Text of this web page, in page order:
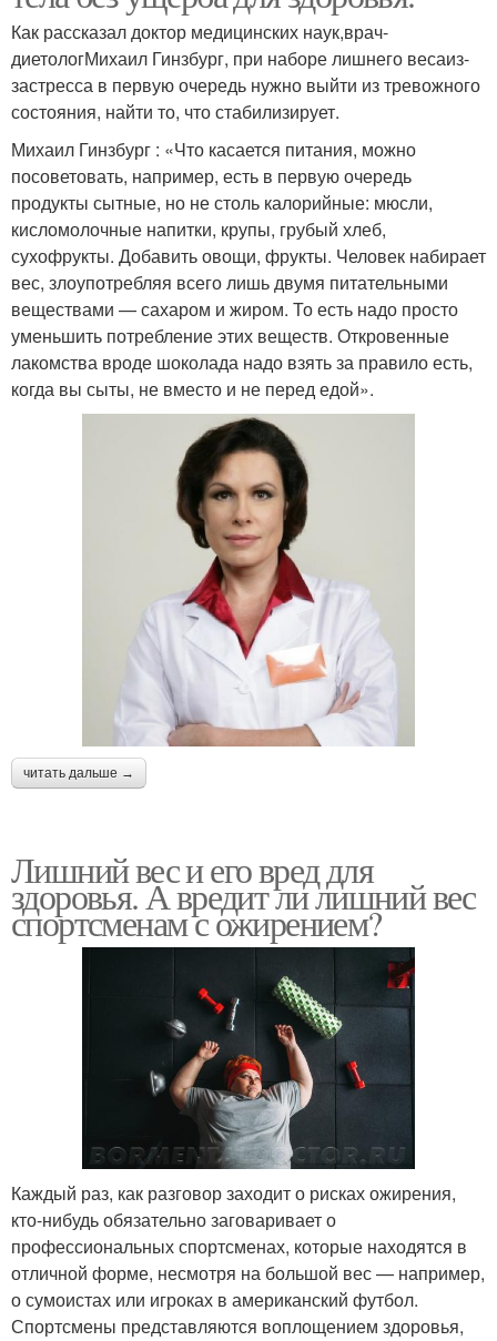
Как рассказал доктор медицинских наук,врач-
диетологМихаил Гинзбург, при наборе лишнего весаиз-
застресса в первую очередь нужно выйти из тревожного
состояния, найти то, что стабилизирует.
Михаил Гинзбург : «Что касается питания, можно
посоветовать, например, есть в первую очередь
продукты сытные, но не столь калорийные: мюсли,
кисломолочные напитки, крупы, грубый хлеб,
сухофрукты. Добавить овощи, фрукты. Человек набирает
вес, злоупотребляя всего лишь двумя питательными
веществами — сахаром и жиром. То есть надо просто
уменьшить потребление этих веществ. Откровенные
лакомства вроде шоколада надо взять за правило есть,
когда вы сыты, не вместо и не перед едой».
читать дальше →
Лишний вес и его вред для
здоровья. А вредит ли лишний вес
спортсменам с ожирением?
Каждый раз, как разговор заходит о рисках ожирения,
кто-нибудь обязательно заговаривает о
профессиональных спортсменах, которые находятся в
отличной форме, несмотря на большой вес — например,
о сумоистах или игроках в американский футбол.
Спортсмены представляются воплощением здоровья,